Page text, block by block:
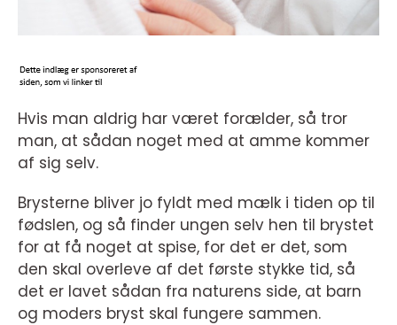
Hvis man aldrig har været forælder, så tror
man, at sådan noget med at amme kommer
af sig selv.
Brysterne bliver jo fyldt med mælk i tiden op til
fødslen, og så finder ungen selv hen til brystet
for at få noget at spise, for det er det, som
den skal overleve af det første stykke tid, så
det er lavet sådan fra naturens side, at barn
og moders bryst skal fungere sammen.